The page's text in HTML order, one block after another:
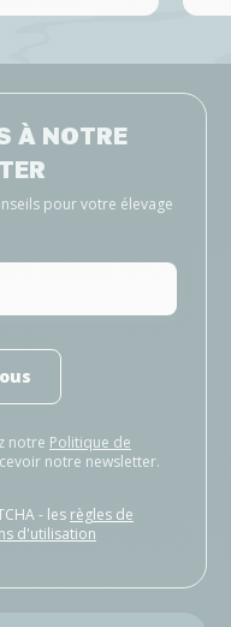
À NOTRE
pour votre élevage
notre Politique de
notre newsletter.
- les règles de
d'utilisation